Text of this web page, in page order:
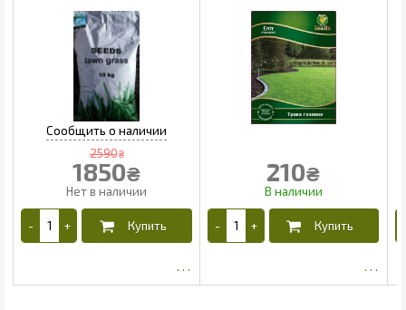
2590₴
1850₴ 210₴